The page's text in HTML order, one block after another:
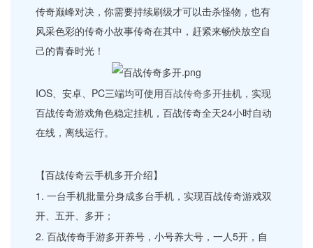
传奇巅峰对决，你需要持续刷级才可以击杀怪物，也有
风采色彩的传奇小故事传奇在其中，赶紧来畅快放空自
己的青春时光！
IOS、安卓、PC三端均可使用百战传奇多开挂机，实现
百战传奇游戏角色稳定挂机，百战传奇全天24小时自动
在线，离线运行。
【百战传奇云手机多开介绍】
1. 一台手机批量分身成多台手机，实现百战传奇游戏双
开、五开、多开；
2. 百战传奇手游多开养号，小号养大号，一人5开，自